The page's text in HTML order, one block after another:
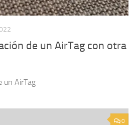
de un AirTag con otra
un AirTag
0